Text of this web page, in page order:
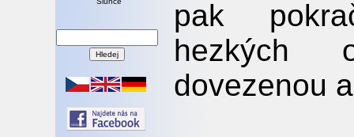
pak
hezkých
dovezenou